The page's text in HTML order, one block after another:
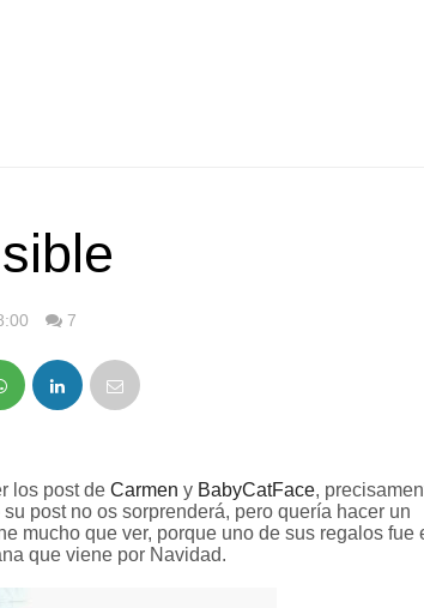
7
los post de Carmen y BabyCatFace,
post no os sorprenderá, pero quería hacer un
mucho que ver, porque uno de sus regalos fue
que viene por Navidad.